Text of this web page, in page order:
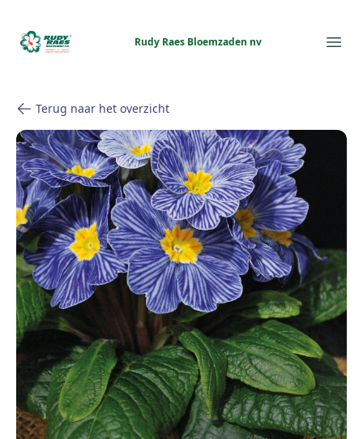
Rudy Raes Bloemzaden nvRudy Raes Bloemzaden nv
Terug naar het overzicht